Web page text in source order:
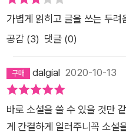
가볍게 읽히고 글을 쓰는 두려
공감 (3) 댓글 (0)
dalgial 2020-10-13
바로 소설을 쓸 수 있을 것만
게 간결하게 일러주니꼭 소설